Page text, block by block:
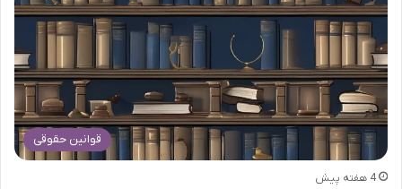
قوانین حقوقی
4 هفته پیش